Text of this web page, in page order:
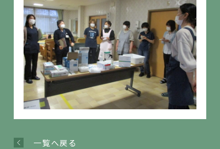
一覧へ戻る